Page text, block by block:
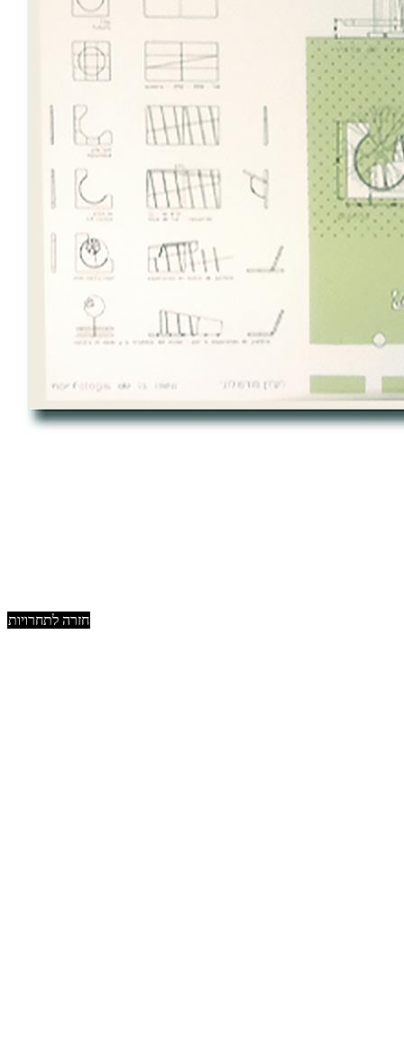
חזרה לתחרויות